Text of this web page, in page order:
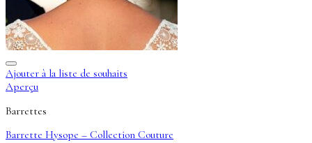
Ajouter à la liste de souhaits
Aperçu
Barrettes
Barrette Hysope – Collection Couture